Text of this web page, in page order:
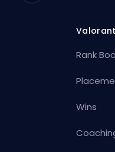
Valorant
Rank
Wins